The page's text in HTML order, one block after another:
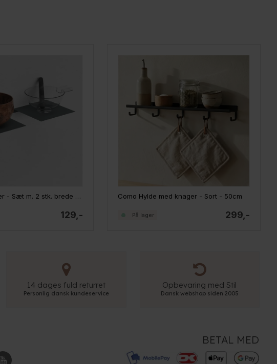
Como Minihylder - Sæt m. 2 stk. brede - Grå
129,-
Como Hylde med knager - Sort - 50cm
299,-
På lager
14 dages fuld returret
Personlig dansk kundeservice
Opbevaring med Stil
Dansk webshop siden 2005
BETAL MED